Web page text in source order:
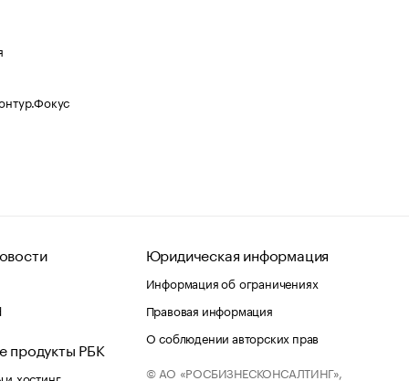
продукты РБК
хостинг
Юридическая информация
Информация об ограничениях
Правовая информация
О соблюдении авторских прав
© АО «РОСБИЗНЕСКОНСАЛТИНГ»,